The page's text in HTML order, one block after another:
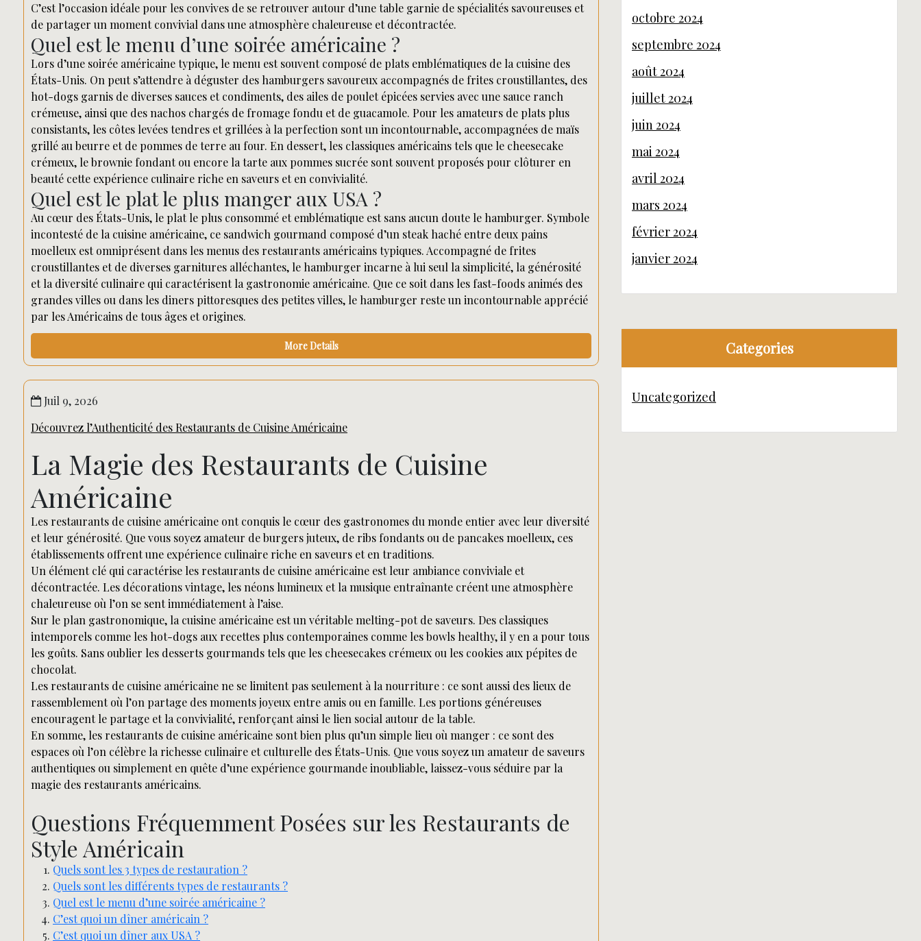
C’est l’occasion idéale pour les convives de se retrouver autour d’une table garnie de spécialités savoureuses et
de partager un moment convivial dans une atmosphère chaleureuse et décontractée.
Quel est le menu d’une soirée américaine ?
Lors d’une soirée américaine typique, le menu est souvent composé de plats emblématiques de la cuisine des
États-Unis. On peut s’attendre à déguster des hamburgers savoureux accompagnés de frites croustillantes, des
hot-dogs garnis de diverses sauces et condiments, des ailes de poulet épicées servies avec une sauce ranch
crémeuse, ainsi que des nachos chargés de fromage fondu et de guacamole. Pour les amateurs de plats plus
consistants, les côtes levées tendres et grillées à la perfection sont un incontournable, accompagnées de maïs
grillé au beurre et de pommes de terre au four. En dessert, les classiques américains tels que le cheesecake
crémeux, le brownie fondant ou encore la tarte aux pommes sucrée sont souvent proposés pour clôturer en
beauté cette expérience culinaire riche en saveurs et en convivialité.
Quel est le plat le plus manger aux USA ?
Au cœur des États-Unis, le plat le plus consommé et emblématique est sans aucun doute le hamburger. Symbole
incontesté de la cuisine américaine, ce sandwich gourmand composé d’un steak haché entre deux pains
moelleux est omniprésent dans les menus des restaurants américains typiques. Accompagné de frites
croustillantes et de diverses garnitures alléchantes, le hamburger incarne à lui seul la simplicité, la générosité
et la diversité culinaire qui caractérisent la gastronomie américaine. Que ce soit dans les fast-foods animés des
grandes villes ou dans les diners pittoresques des petites villes, le hamburger reste un incontournable apprécié
par les Américains de tous âges et origines.
More Details
Juil 9, 2026
Découvrez l’Authenticité des Restaurants de Cuisine Américaine
La Magie des Restaurants de Cuisine
Américaine
Les restaurants de cuisine américaine ont conquis le cœur des gastronomes du monde entier avec leur diversité
et leur générosité. Que vous soyez amateur de burgers juteux, de ribs fondants ou de pancakes moelleux, ces
établissements offrent une expérience culinaire riche en saveurs et en traditions.
Un élément clé qui caractérise les restaurants de cuisine américaine est leur ambiance conviviale et
décontractée. Les décorations vintage, les néons lumineux et la musique entraînante créent une atmosphère
chaleureuse où l’on se sent immédiatement à l’aise.
Sur le plan gastronomique, la cuisine américaine est un véritable melting-pot de saveurs. Des classiques
intemporels comme les hot-dogs aux recettes plus contemporaines comme les bowls healthy, il y en a pour tous
les goûts. Sans oublier les desserts gourmands tels que les cheesecakes crémeux ou les cookies aux pépites de
chocolat.
Les restaurants de cuisine américaine ne se limitent pas seulement à la nourriture : ce sont aussi des lieux de
rassemblement où l’on partage des moments joyeux entre amis ou en famille. Les portions généreuses
encouragent le partage et la convivialité, renforçant ainsi le lien social autour de la table.
En somme, les restaurants de cuisine américaine sont bien plus qu’un simple lieu où manger : ce sont des
espaces où l’on célèbre la richesse culinaire et culturelle des États-Unis. Que vous soyez un amateur de saveurs
authentiques ou simplement en quête d’une expérience gourmande inoubliable, laissez-vous séduire par la
magie des restaurants américains.
Questions Fréquemment Posées sur les Restaurants de
Style Américain
Quels sont les 3 types de restauration ?
Quels sont les différents types de restaurants ?
Quel est le menu d’une soirée américaine ?
C’est quoi un dîner américain ?
C’est quoi un dîner aux USA ?
octobre 2024
septembre 2024
août 2024
juillet 2024
juin 2024
mai 2024
avril 2024
mars 2024
février 2024
janvier 2024
Categories
Uncategorized